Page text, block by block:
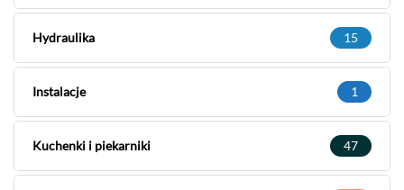
Hydraulika 15
Instalacje 1
Kuchenki i piekarniki 47